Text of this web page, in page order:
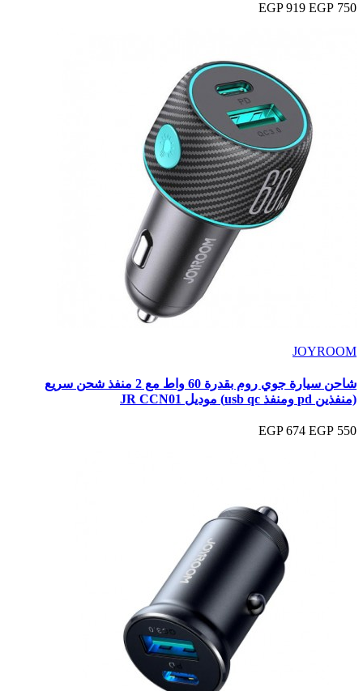
750 EGP
919 EGP
JOYROOM
شاحن سيارة جوي روم بقدرة 60 واط مع 2 منفذ شحن سريع
(منفذين pd ومنفذ usb qc) موديل JR CCN01
550 EGP
674 EGP